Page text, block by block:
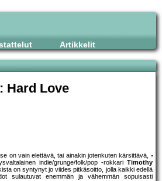
Artikkelit
Hard Love
on vain elettävä, tai ainakin jotenkuten kärsittävä,
indie/grunge/folk/pop -rokkari Timothy
on syntynyt jo viides pitkäsoitto, jolla kaikki edellä
sulautuvat enemmän ja vähemmän sopuisasti